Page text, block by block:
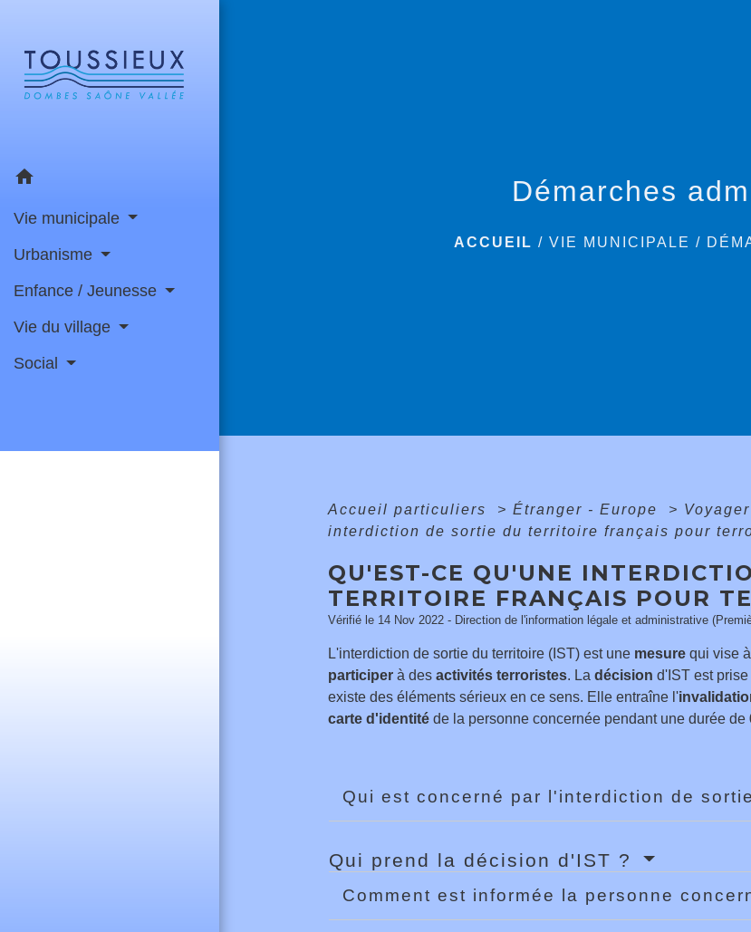
home
Vie municipale
Urbanisme
Enfance / Jeunesse
Vie du village
Social
Démarches
ACCUEIL /VIE MUNICIPALE /
Accueil particuliers > Étranger - Europe >
interdiction de sortie du territoire français pour
QU'EST-CE QU'UNE
TERRITOIRE FRANÇAIS POUR
Vérifié le 14 Nov 2022 - Direction de l'information légale et administrative
L'interdiction de sortie du territoire (IST) est une mesurequi vise à
participerà des activités terroristes. La décision d'IST est
existe des éléments sérieux en ce sens. Elle entraîne l'
carte d'identitéde la personne concernée pendant une durée de
Qui est concerné par l'interdiction de
Qui prend la décision d'IST ?
Comment est informée la personne